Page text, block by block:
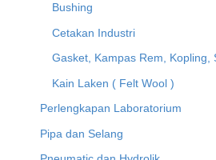
Bushing
Cetakan Industri
Gasket, Kampas Rem, Kopling,
Kain Laken ( Felt Wool )
Perlengkapan Laboratorium
Pipa dan Selang